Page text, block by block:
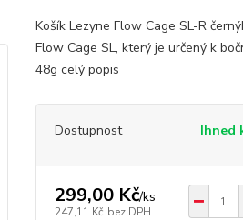
Košík Lezyne Flow Cage SL-R
Flow Cage SL, který je určený k
48g celý popis
Dostupnost Ihned
299,00 Kč/ks
247,11 Kč bez DPH